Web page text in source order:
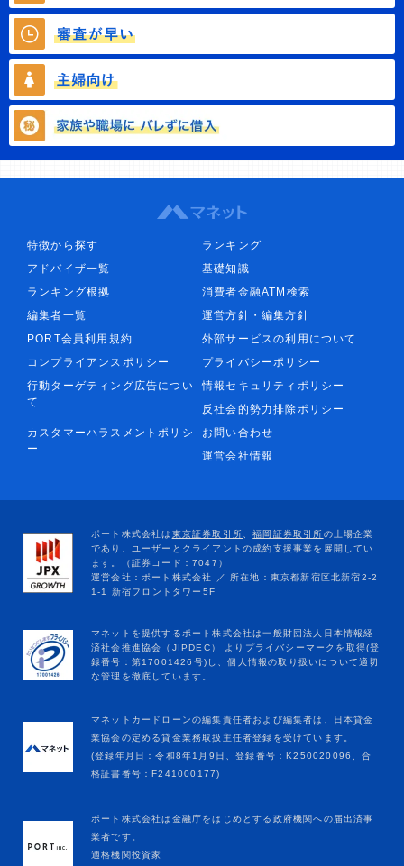
特徴から探す
ランキング
アドバイザ一覧
基礎知識
ランキング根拠
消費者金融ATM検索
編集者一覧
運営方針・編集方針
PORT会員利用規約
外部サービスの利用について
コンプライアンスポリシー
プライバシーポリシー
行動ターゲティング広告につい
て
情報セキュリティポリシー
反社会的勢力排除ポリシー
カスタマーハラスメントポリシ
ー
お問い合わせ
運営会社情報
マネットカードローンの編集責任者および編集者は、日本貸金
業協会の定める貸金業務取扱主任者登録を受けています。
(登録年月日：令和8年1月9日、登録番号：K250020096、合
格証書番号：F241000177)
ポート株式会社は金融庁をはじめとする政府機関への届出済事
業者です。
適格機関投資家